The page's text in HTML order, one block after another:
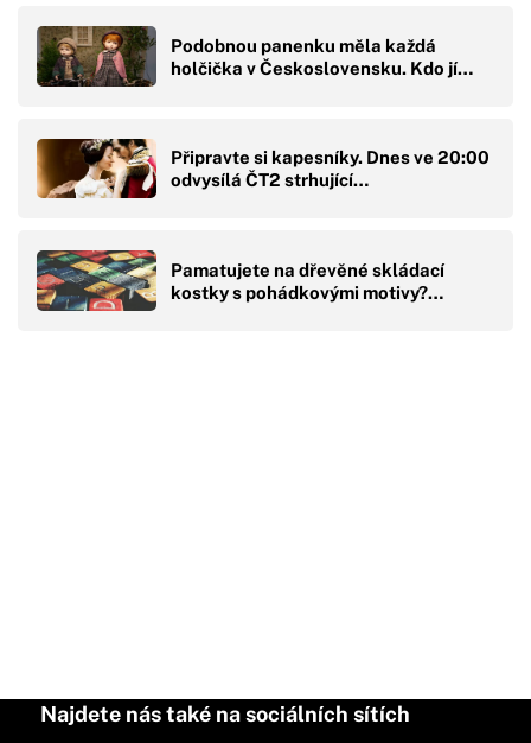
Podobnou panenku měla každá
holčička v Československu. Kdo jí…
Připravte si kapesníky. Dnes ve 20:00
odvysílá ČT2 strhující…
Pamatujete na dřevěné skládací
kostky s pohádkovými motivy?…
Najdete nás také na sociálních sítích